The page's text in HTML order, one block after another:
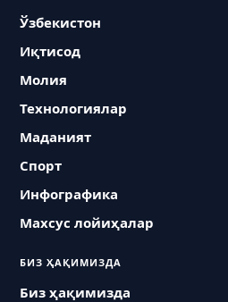
Ўзбекистон
Иқтисод
Молия
Технологиялар
Маданият
Спорт
Инфографика
Махсус лойиҳалар
БИЗ ҲАҚИМИЗДА
Биз ҳақимизда